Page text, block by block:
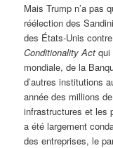
Mais Trump n’a pas
réélection des
des États-Unis
Conditionality Act qui
mondiale, de la
d’autres institutions
année des millions
infrastructures et les
a été largement
des entreprises, le